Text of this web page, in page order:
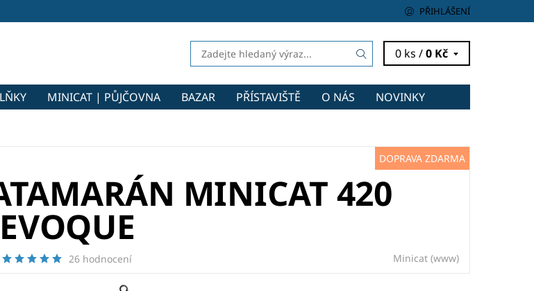
PŘIHLÁŠENÍ
0 ks /0 Kč
MINICAT | PŮJČOVNA BAZAR PŘÍSTAVIŠTĚ O NÁS
NOVINKY
DOPRAVA ZDARMA
MINICAT 420
EVOQUE
26 hodnocení Minicat (www)